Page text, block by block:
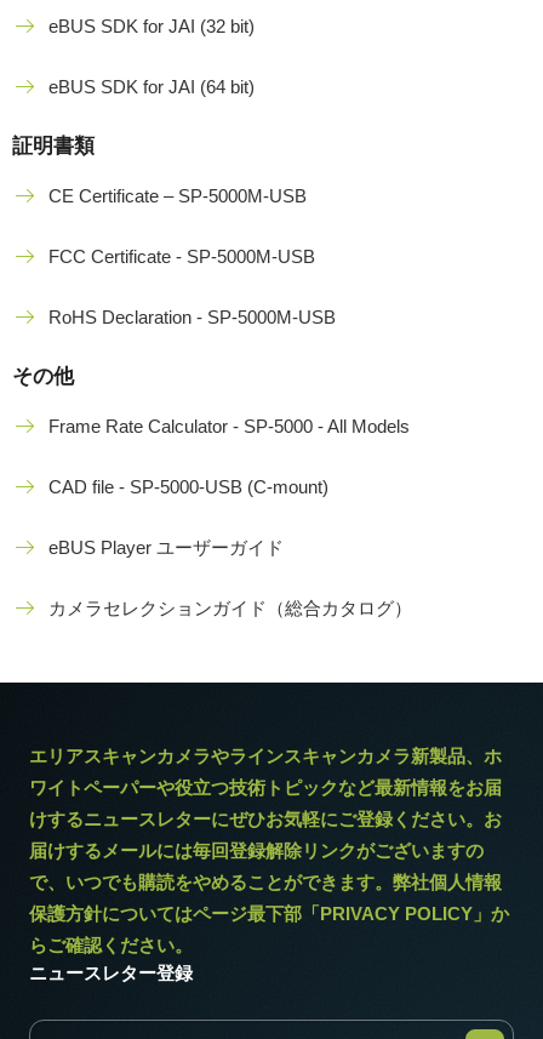
eBUS SDK for JAI (32 bit)
eBUS SDK for JAI (64 bit)
証明書類
CE Certificate – SP-5000M-USB
FCC Certificate - SP-5000M-USB
RoHS Declaration - SP-5000M-USB
その他
Frame Rate Calculator - SP-5000 - All Models
CAD file - SP-5000-USB (C-mount)
eBUS Player ユーザーガイド
カメラセレクションガイド（総合カタログ）
エリアスキャンカメラやラインスキャンカメラ新製品、ホ
ワイトペーパーや役立つ技術トピックなど最新情報をお届
けするニュースレターにぜひお気軽にご登録ください。お
届けするメールには毎回登録解除リンクがございますの
で、いつでも購読をやめることができます。弊社個人情報
保護方針についてはページ最下部「PRIVACY POLICY」か
らご確認ください。
ニュースレター登録